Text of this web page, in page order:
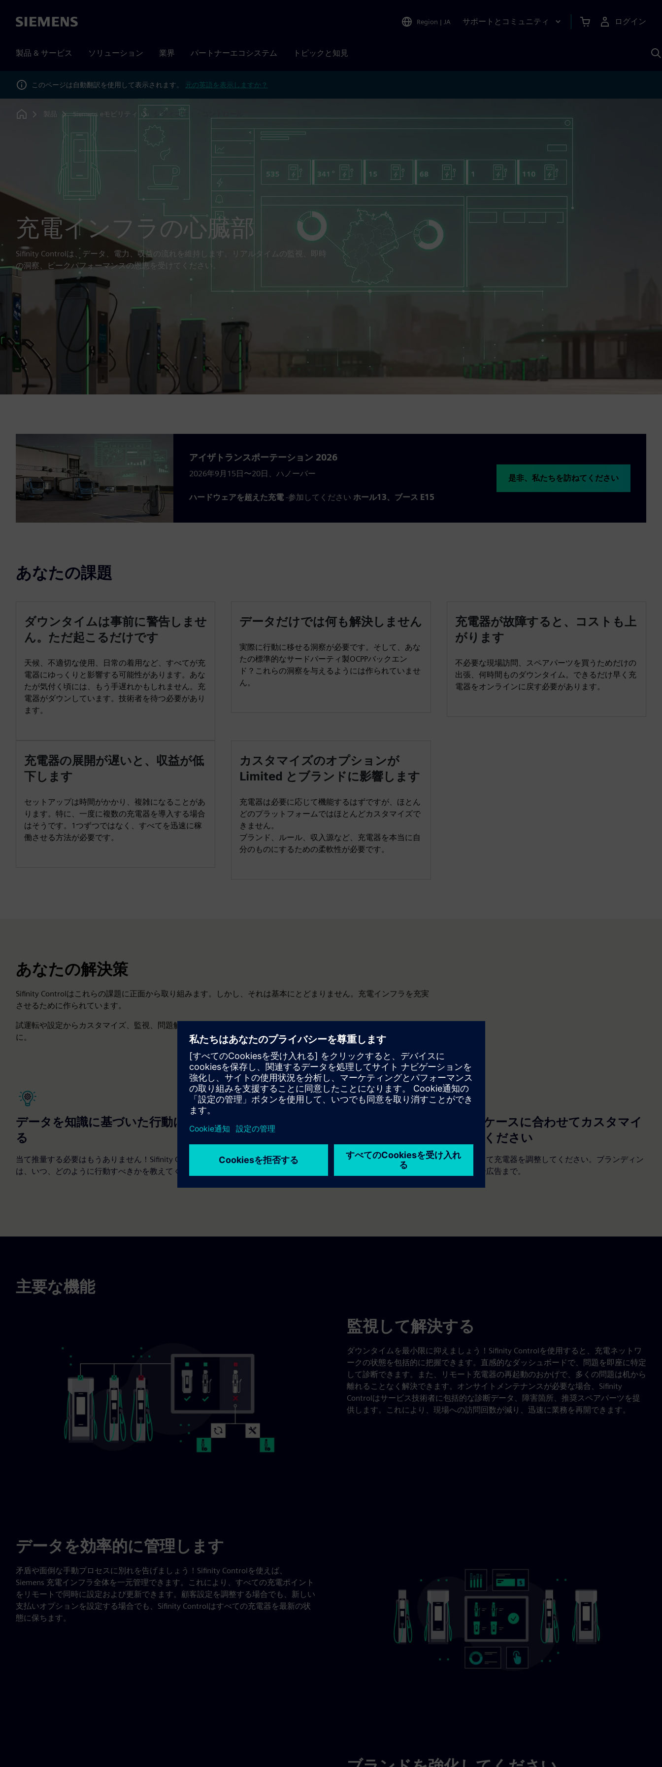
Siemens Region | JA サポートとコミュニティ ログイン
製品 & サービス ソリューション 業界 パートナーエコシステム トピックと知見
このページは自動翻訳を使用して表示されます。 元の英語を表示しますか？
Home
製品 Siemens eモビリティ シフィニティ・コントロール
充電インフラの心臓部
Sifinity Controlは、データ、電力、収益の流れを維持します。リアルタイムの監視、即時
の洞察、ピークパフォーマンスの恩恵を受けてください。
アイザトランスポーテーション 2026
2026年9月15日〜20日、ハノーバー
ハードウェアを超えた充電 -参加してください ホール13、ブース E15
是非、私たちを訪ねてください
あなたの課題
ダウンタイムは事前に警告しませ
ん。ただ起こるだけです
天候、不適切な使用、日常の着用など、すべてが充
電器にゆっくりと影響する可能性があります。あな
たが気付く頃には、もう手遅れかもしれません。充
電器がダウンしています。技術者を待つ必要があり
ます。
データだけでは何も解決しません
実際に行動に移せる洞察が必要です。そして、あな
たの標準的なサードパーティ製OCPPバックエン
ド？これらの洞察を与えるようには作られていませ
ん。
充電器が故障すると、コストも上
がります
不必要な現場訪問、スペアパーツを買うためだけの
出張、何時間ものダウンタイム。できるだけ早く充
電器をオンラインに戻す必要があります。
充電器の展開が遅いと、収益が低
下します
セットアップは時間がかかり、複雑になることがあ
ります。特に、一度に複数の充電器を導入する場合
はそうです。1つずつではなく、すべてを迅速に稼
働させる方法が必要です。
カスタマイズのオプションが
Limited とブランドに影響します
充電器は必要に応じて機能するはずですが、ほとん
どのプラットフォームではほとんどカスタマイズで
きません。
ブランド、ルール、収入源など、充電器を本当に自
分のものにするための柔軟性が必要です。
あなたの解決策
Sifinity Controlはこれらの課題に正面から取り組みます。しかし、それは基本にとどまりません。充電インフラを充実
させるために作られています。
試運転や設定からカスタマイズ、監視、問題解決まで。必要なものがすべて1つの統合ソフトウェアソリューション
に。
データを知識に基づいた行動に変え
る
当て推量する必要はもうありません！Sifinity Control
は、いつ、どのように行動すべきかを教えてくれます。
いつでも、どこでも、すべての充電
どこにいても、どこで充電器を操作しても。設定と更新
がかつてないほど簡単になりました。すべての充電器を
ユースケースに合わせてカスタマイ
ズしてください
必要に応じて充電器を調整してください。ブランディン
グから統合広告まで。
主要な機能
監視して解決する
ダウンタイムを最小限に抑えましょう！Sifinity Controlを使用すると、充電ネットワ
ークの状態を包括的に把握できます。直感的なダッシュボードで、問題を即座に特定
して診断できます。また、リモート充電器の再起動のおかげで、多くの問題は机から
離れることなく解決できます。オンサイトメンテナンスが必要な場合、Sifinity
Controlはサービス技術者に包括的な診断データ、障害箇所、推奨スペアパーツを提
供します。これにより、現場への訪問回数が減り、迅速に業務を再開できます。
データを効率的に管理します
矛盾や面倒な手動プロセスに別れを告げましょう！Sifinity Controlを使えば、
Siemens 充電インフラ全体を一元管理できます。これにより、すべての充電ポイント
をリモートで同時に設定および更新できます。顧客設定を調整する場合でも、新しい
支払いオプションを設定する場合でも、Sifinity Controlはすべての充電器を最新の状
態に保ちます。